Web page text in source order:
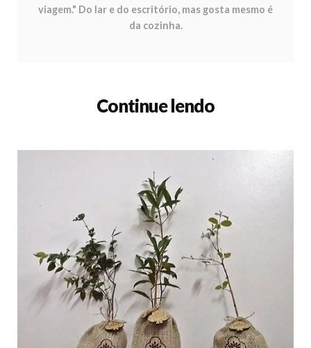
viagem." Do lar e do escritório, mas gosta mesmo é
da cozinha.
Continue lendo